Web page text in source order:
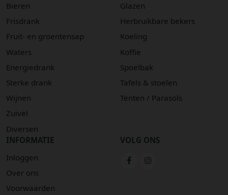
Bieren
Frisdrank
Fruit- en groentensap
Waters
Energiedrank
Sterke drank
Wijnen
Zuivel
Diversen
Glazen
Herbruikbare bekers
Koeling
Koffie
Spoelbak
Tafels & stoelen
Tenten / Parasols
INFORMATIE
Inloggen
Over ons
Voorwaarden
VOLG ONS